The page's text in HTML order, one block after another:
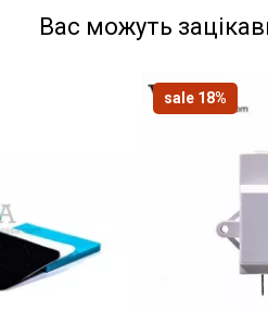
Вас можуть
sale 18%